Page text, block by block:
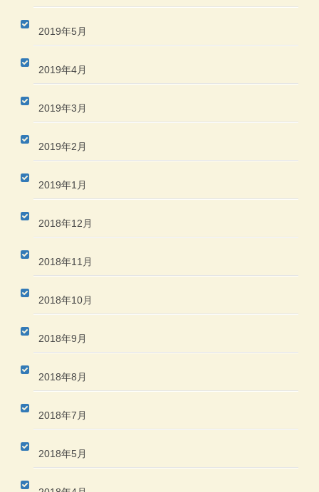
2019年5月
2019年4月
2019年3月
2019年2月
2019年1月
2018年12月
2018年11月
2018年10月
2018年9月
2018年8月
2018年7月
2018年5月